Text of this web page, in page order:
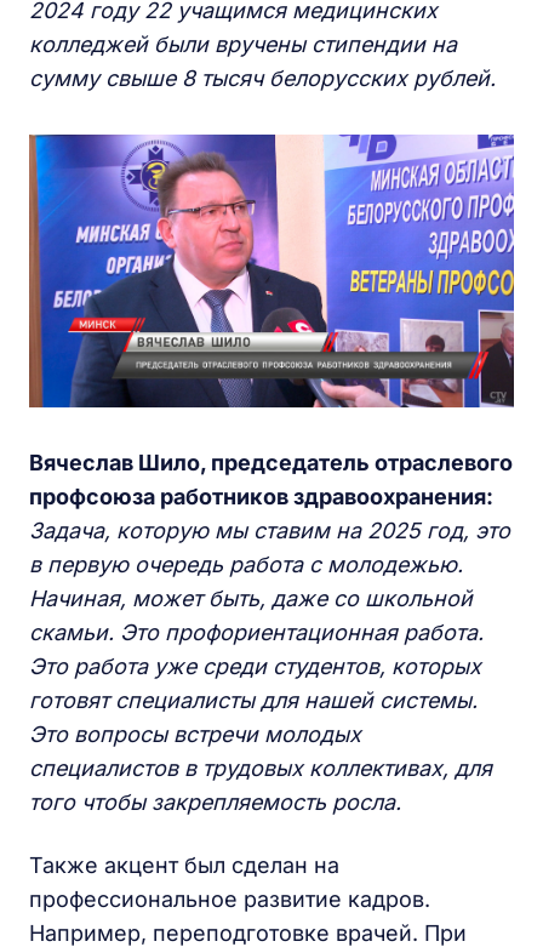
2024 году 22 учащимся медицинских
колледжей были вручены стипендии на
сумму свыше 8 тысяч белорусских рублей.
Вячеслав Шило, председатель отраслевого
профсоюза работников здравоохранения:
Задача, которую мы ставим на 2025 год, это
в первую очередь работа с молодежью.
Начиная, может быть, даже со школьной
скамьи. Это профориентационная работа.
Это работа уже среди студентов, которых
готовят специалисты для нашей системы.
Это вопросы встречи молодых
специалистов в трудовых коллективах, для
того чтобы закрепляемость росла.
Также акцент был сделан на
профессиональное развитие кадров.
Например, переподготовке врачей. При